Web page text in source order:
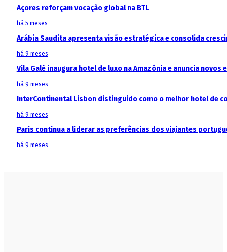
Açores reforçam vocação global na BTL
há 5 meses
Arábia Saudita apresenta visão estratégica e consolida
há 9 meses
Vila Galé inaugura hotel de luxo na Amazónia e anuncia
há 9 meses
InterContinental Lisbon distinguido como o melhor hotel de
há 9 meses
Paris continua a liderar as preferências dos viajantes
há 9 meses